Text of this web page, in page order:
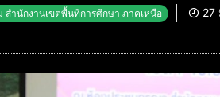
สำนักงานเขตพื้นที่การศึกษา ภาคเหนือ 27